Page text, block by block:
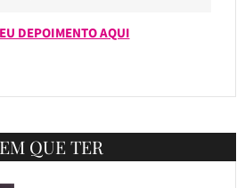
DEPOIMENTO AQUI
QUE TER